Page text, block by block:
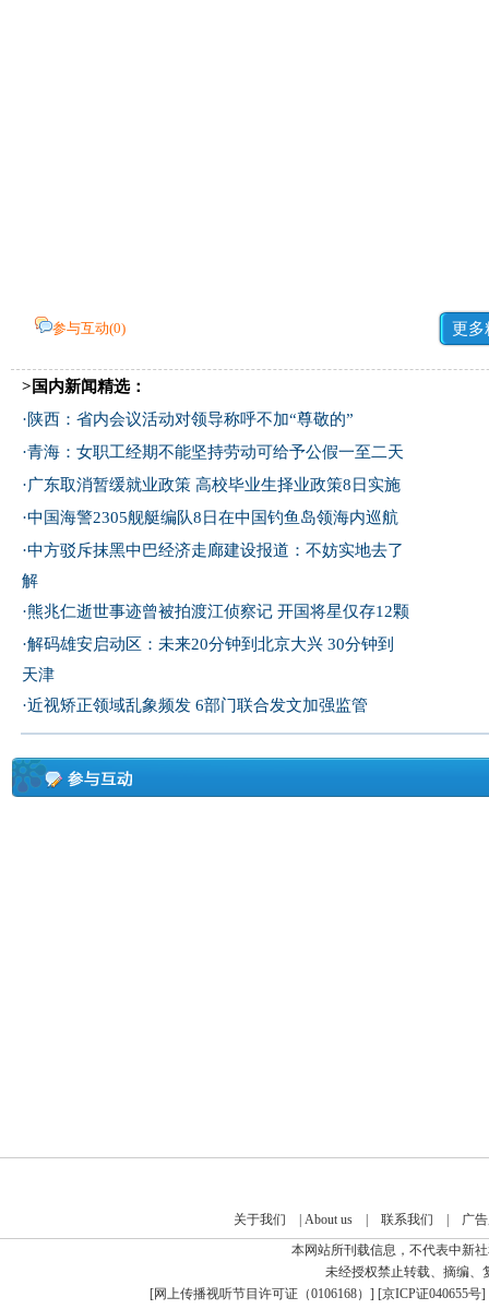
参与互动(0) 更多
>国内新闻精选：
·陕西：省内会议活动对领导称呼不加“尊敬的”
·青海：女职工经期不能坚持劳动可给予公假一至二天
·广东取消暂缓就业政策 高校毕业生择业政策8日实施
·中国海警2305舰艇编队8日在中国钓鱼岛领海内巡航
·中方驳斥抹黑中巴经济走廊建设报道：不妨实地去了
解
·熊兆仁逝世事迹曾被拍渡江侦察记 开国将星仅存12颗
·解码雄安启动区：未来20分钟到北京大兴 30分钟到
天津
·近视矫正领域乱象频发 6部门联合发文加强监管
关于我们 About us| 联系我们
广
本网站所刊载信息，不代表中新
未经授权禁止转载、摘编、
[网上传播视听节目许可证（0106168） ] [京ICP证040655号]